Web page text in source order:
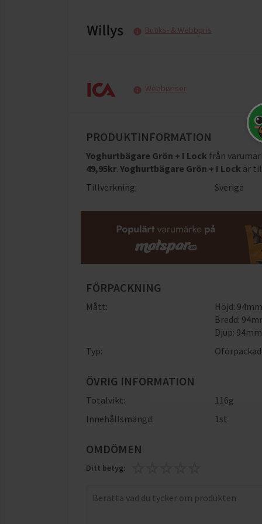
Butiks- & Webbpris
Webbpriser
PRODUKTINFORMATION
Yoghurtbägare Grön + I Lock från
49,95kr. Yoghurtbägare Grön + I Lock är
Tillverkning:
Sverige
FÖRPACKNING
Mått:
Höjd: 94mm
Bredd:
Djup: 94mm
Typ:
Oförpackad
ÖVRIG INFORMATION
Totalvikt:
116g
Innehållsmängd:
1st
OMDÖMEN
Ditt betyg: